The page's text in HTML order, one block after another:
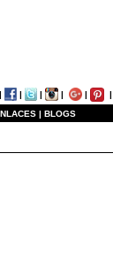
| | | | | |
| BLOGS